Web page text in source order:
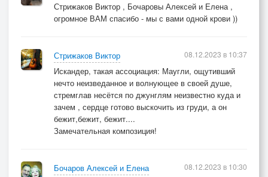
Стрижаков Виктор , Бочаровы Алексей и Елена ,
огромное ВАМ спасибо - мы с вами одной крови ))
Стрижаков Виктор
Искандер, такая ассоциация: Маугли, ощутивший
нечто неизведанное и волнующее в своей душе,
стремглав несётся по джунглям неизвестно куда и
зачем , сердце готово выскочить из груди, а он
бежит,бежит, бежит....
Замечательная композиция!
08.12.2023 в 10:37
Бочаров Алексей и Елена
08.12.2023 в 10:30